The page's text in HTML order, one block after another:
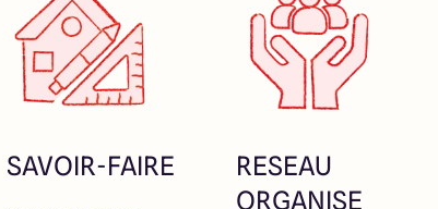
SAVOIR-FAIRE
RESEAU
ORGANISE